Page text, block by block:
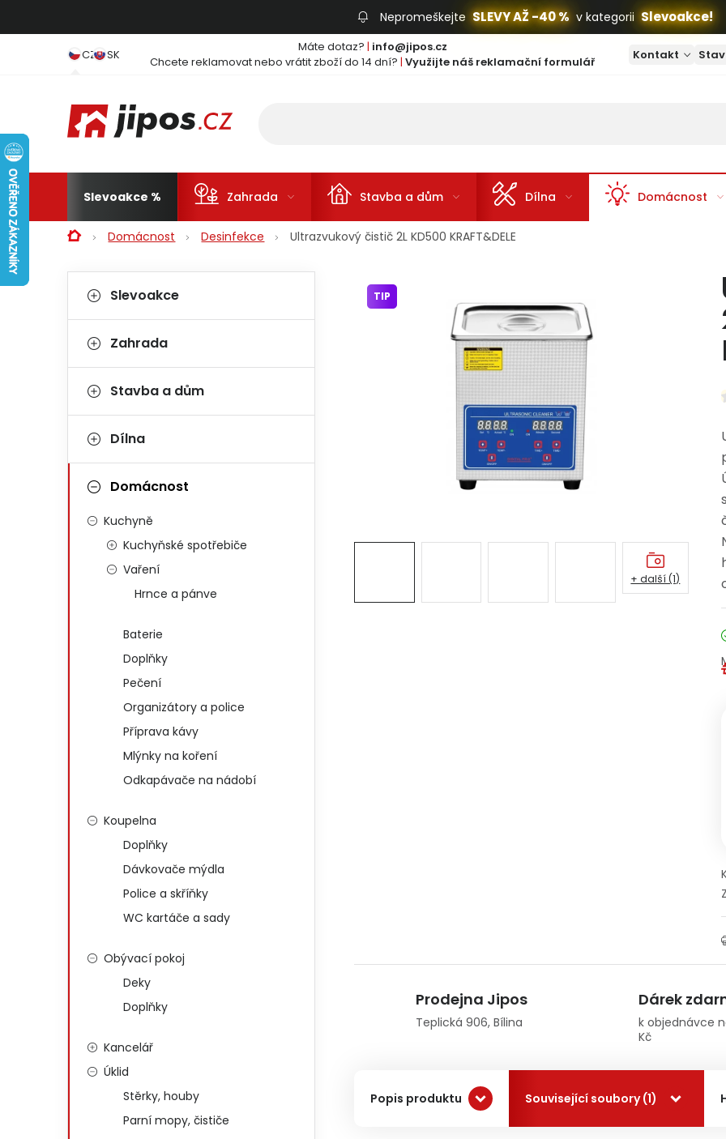
Nepromeškejte SLEVY AŽ -40 % v kategorii Slevoakce!
CZ SK Máte dotaz? | info@jipos.cz
Chcete reklamovat nebo vrátit zboží do 14 dní? | Využijte náš reklamační formulář Kontakt
Slevoakce Zahrada Stavba a dům Dílna Domácnost
DomůDomácnost Desinfekce Ultrazvukový čistič 2L KD500 KRAFT&DELE
Postranní panel
Kategorie
Slevoakce
Zahrada
Stavba a dům
Dílna
Domácnost
Kuchyně
Kuchyňské spotřebiče
Vaření
Hrnce a pánve
Baterie
Doplňky
Pečení
Organizátory a police
Příprava kávy
Mlýnky na koření
Odkapávače na nádobí
Koupelna
Doplňky
Dávkovače mýdla
Police a skříňky
WC kartáče a sady
Obývací pokoj
Deky
Doplňky
Kancelář
Úklid
Stěrky, houby
Parní mopy, čističe
TIP
+ další (1)
Prodejna Jipos
Teplická 906, Bílina
Dárek
k objednávce
Kč
Popis produktu Související soubory (1)